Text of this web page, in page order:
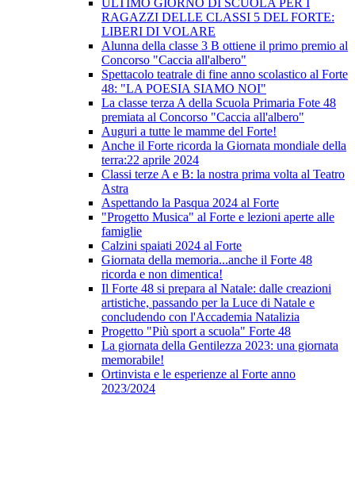
ULTIMO GIORNO DI SCUOLA PER I
RAGAZZI DELLE CLASSI 5 DEL FORTE:
LIBERI DI VOLARE
Alunna della classe 3 B ottiene il primo premio al
Concorso "Caccia all'albero"
Spettacolo teatrale di fine anno scolastico al Forte
48: "LA POESIA SIAMO NOI"
La classe terza A della Scuola Primaria Fote 48
premiata al Concorso "Caccia all'albero"
Auguri a tutte le mamme del Forte!
Anche il Forte ricorda la Giornata mondiale della
terra:22 aprile 2024
Classi terze A e B: la nostra prima volta al Teatro
Astra
Aspettando la Pasqua 2024 al Forte
"Progetto Musica" al Forte e lezioni aperte alle
famiglie
Calzini spaiati 2024 al Forte
Giornata della memoria...anche il Forte 48
ricorda e non dimentica!
Il Forte 48 si prepara al Natale: dalle creazioni
artistiche, passando per la Luce di Natale e
concludendo con l'Accademia Natalizia
Progetto "Più sport a scuola" Forte 48
La giornata della Gentilezza 2023: una giornata
memorabile!
Ortinvista e le esperienze al Forte anno
2023/2024